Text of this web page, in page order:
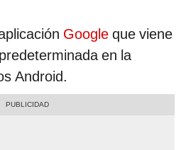
Google que viene
en la
Android.